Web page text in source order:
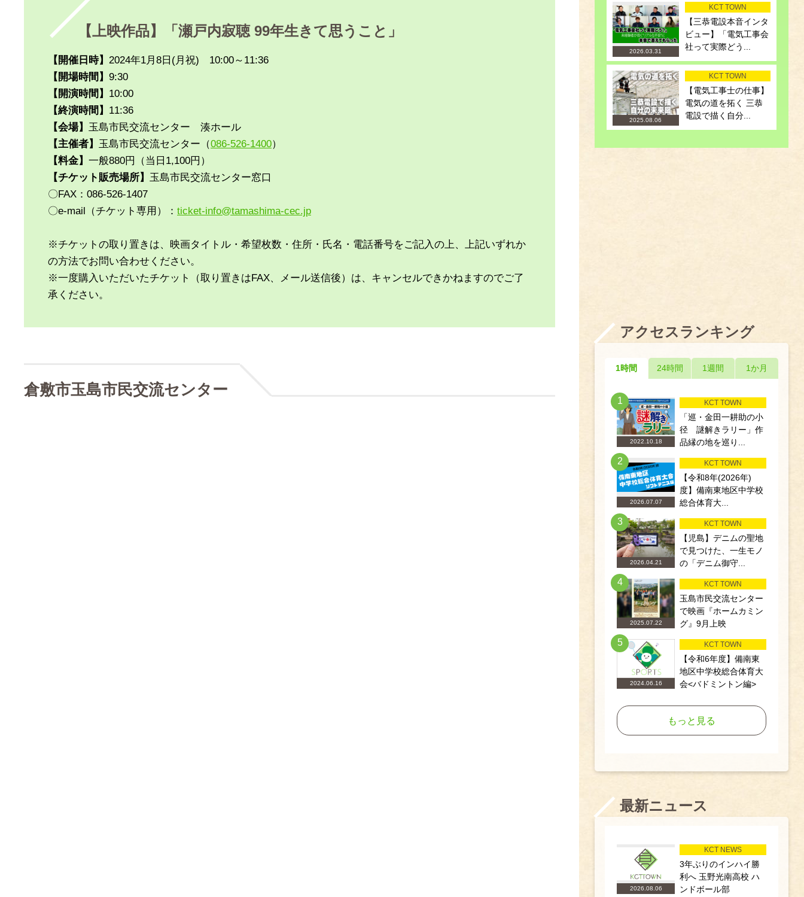
【上映作品】「瀬戸内寂聴 99年生きて思うこと」
【開催日時】 2024年1月8日(月祝) 10:00～11:36
【開場時間】 9:30
【開演時間】 10:00
【終演時間】 11:36
【会場】 玉島市民交流センター 湊ホール
【主催者】 玉島市民交流センター（086-526-1400）
【料金】 一般880円（当日1,100円）
【チケット販売場所】 玉島市民交流センター窓口
〇FAX：086-526-1407
〇e-mail（チケット専用）： ticket-info@tamashima-cec.jp
※チケットの取り置きは、映画タイトル・希望枚数・住所・氏名・電話番号をご記入の上、上記いずれか
の方法でお問い合わせください。
※一度購入いただいたチケット（取り置きはFAX、メール送信後）は、キャンセルできかねますのでご了
承ください。
倉敷市玉島市民交流センター
2026.03.31
KCT TOWN
【三恭電設本音インタ
ビュー】「電気工事会
社って実際どう...
2025.08.06
KCT TOWN
【電気工事士の仕事】
電気の道を拓く 三恭
電設で描く自分...
アクセスランキング
1時間 24時間 1週間 1か月
1
2022.10.18
KCT TOWN
「巡・金田一耕助の小
径 謎解きラリー」作
品縁の地を巡り...
2
2026.07.07
KCT TOWN
【令和8年(2026年)
度】備南東地区中学校
総合体育大...
3
2026.04.21
KCT TOWN
【児島】デニムの聖地
で見つけた、一生モノ
の「デニム御守...
4
2025.07.22
KCT TOWN
玉島市民交流センター
で映画『ホームカミン
グ』9月上映
5
2024.06.16
KCT TOWN
【令和6年度】備南東
地区中学校総合体育大
会<バドミントン編>
もっと見る
最新ニュース
2026.08.06
KCT NEWS
3年ぶりのインハイ勝
利へ 玉野光南高校 ハ
ンドボール部